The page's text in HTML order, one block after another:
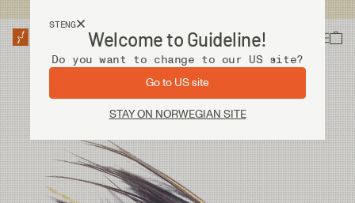
STENG
Welcome to Guideline!
Do you want to change to our US site?
Go to US site
STAY ON NORWEGIAN SITE